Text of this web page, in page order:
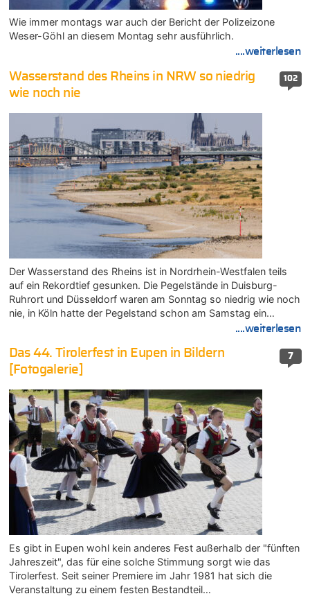
Wie immer montags war auch der Bericht der Polizeizone
Weser-Göhl an diesem Montag sehr ausführlich.
....weiterlesen
102
Wasserstand des Rheins in NRW so niedrig
wie noch nie
Der Wasserstand des Rheins ist in Nordrhein-Westfalen teils
auf ein Rekordtief gesunken. Die Pegelstände in Duisburg-
Ruhrort und Düsseldorf waren am Sonntag so niedrig wie noch
nie, in Köln hatte der Pegelstand schon am Samstag ein…
....weiterlesen
7
Das 44. Tirolerfest in Eupen in Bildern
[Fotogalerie]
Es gibt in Eupen wohl kein anderes Fest außerhalb der "fünften
Jahreszeit", das für eine solche Stimmung sorgt wie das
Tirolerfest. Seit seiner Premiere im Jahr 1981 hat sich die
Veranstaltung zu einem festen Bestandteil…